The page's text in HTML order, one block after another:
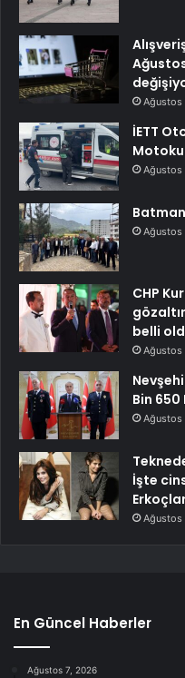
Ağustos
İETT
Ağustos
Ağustos
CHP
belli
Ağustos
Bin
Ağustos
İşte
Ağustos
En Güncel Haberler
Ağustos 7, 2026